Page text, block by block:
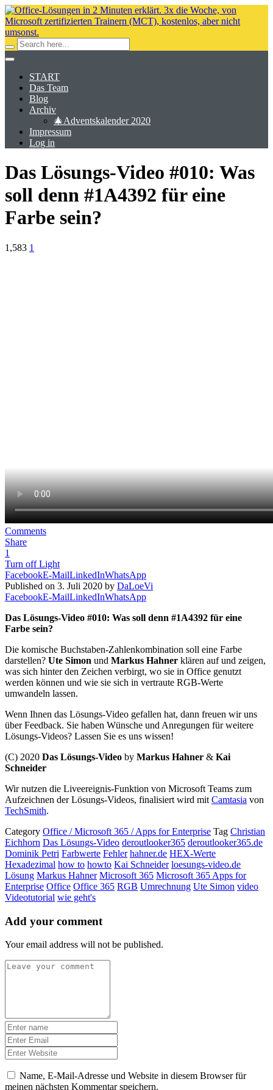
START
Das Team
Blog
Archiv
🎄Adventskalender 2020
Impressum
Log in
Das Lösungs-Video #010: Was
soll denn #1A4392 für eine
Farbe sein?
1,583 1
Comments
Share
1
Turn off Light
FacebookE-MailLinkedInWhatsApp
Published on 3. Juli 2020 by DaLoeVi
FacebookE-MailLinkedInWhatsApp
Das Lösungs-Video #010: Was soll denn #1A4392 für eine
Farbe sein?
Die komische Buchstaben-Zahlenkombination soll eine Farbe
darstellen? Ute Simon und Markus Hahner klären auf und zeigen,
was sich hinter den Zeichen verbirgt, wo sie in Office genutzt
werden können und wie sie sich in vertraute RGB-Werte
umwandeln lassen.
Wenn Ihnen das Lösungs-Video gefallen hat, dann freuen wir uns
über Feedback. Sie haben Wünsche und Anregungen für weitere
Lösungs-Videos? Lassen Sie es uns wissen!
(C) 2020 Das Lösungs-Video by Markus Hahner & Kai
Schneider
Wir nutzen die Liveereignis-Funktion von Microsoft Teams zum
Aufzeichnen der Lösungs-Videos, finalisiert wird mit Camtasia von
TechSmith.
Category Office / Microsoft 365 / Apps for Enterprise Tag Christian
Eichhorn Das Lösungs-Video deroutlooker365 deroutlooker365.de
Dominik Petri Farbwerte Fehler hahner.de HEX-Werte
Hexadezimal how to howto Kai Schneider loesungs-video.de
Lösung Markus Hahner Microsoft 365 Microsoft 365 Apps for
Enterprise Office Office 365 RGB Umrechnung Ute Simon video
Videotutorial wie geht's
Add your comment
Your email address will not be published.
Name, E-Mail-Adresse und Website in diesem Browser für
meinen nächsten Kommentar speichern.